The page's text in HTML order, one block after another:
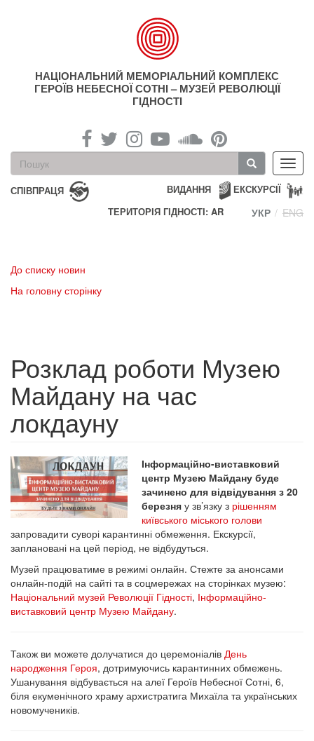
НАЦІОНАЛЬНИЙ МЕМОРІАЛЬНИЙ КОМПЛЕКС
ГЕРОЇВ НЕБЕСНОЇ СОТНІ – МУЗЕЙ РЕВОЛЮЦІЇ
ГІДНОСТІ
Пошукова
форма
Пошук
СПІВПРАЦЯ ЕКСКУРСІЇ
ВИДАННЯ
ТЕРИТОРІЯ ГІДНОСТІ: AR
УКР ENG
До списку новин
На головну сторінку
Розклад роботи Музею
Майдану на час
локдауну
Інформаційно-виставковий
центр Музею Майдану буде
зачинено для відвідування з 20
березня у зв’язку з рішенням
київського міського голови
запровадити суворі карантинні обмеження. Екскурсії,
заплановані на цей період, не відбудуться.
Музей працюватиме в режимі онлайн. Стежте за анонсами
онлайн-подій на сайті та в соцмережах на сторінках музею:
Національний музей Революції Гідності, Інформаційно-
виставковий центр Музею Майдану.
Також ви можете долучатися до церемоніалів День
народження Героя, дотримуючись карантинних обмежень.
Ушанування відбувається на алеї Героїв Небесної Сотні, 6,
біля екуменічного храму архистратига Михаїла та українських
новомучеників.